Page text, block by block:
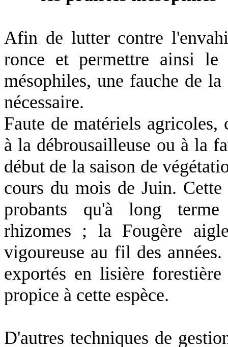
Afin de lutter contre
ronce et permettre ainsi le
mésophiles, une fauche de la
nécessaire.
Faute de matériels agricoles,
à la débrousailleuse ou à la
début de la saison de
cours du mois de Juin.
probants qu'à long terme
rhizomes ; la Fougère
vigoureuse au fil des
exportés en lisière
propice à cette espèce.
D'autres techniques de